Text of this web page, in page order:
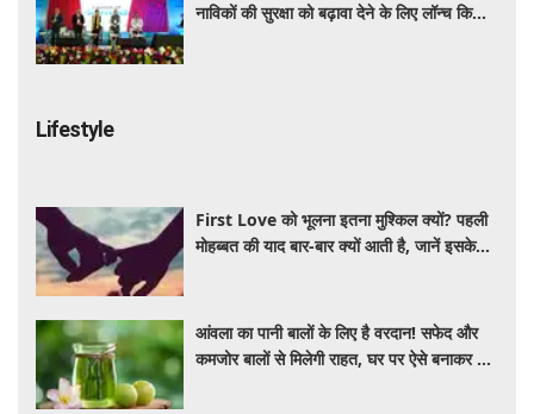
नाविकों की सुरक्षा को बढ़ावा देने के लिए लॉन्च किया
Lifestyle
First Love को भूलना इतना मुश्किल क्यों? पहली
मोहब्बत की याद बार-बार क्यों आती है, जानें इसके
आंवला का पानी बालों के लिए है वरदान! सफेद और
कमजोर बालों से मिलेगी राहत, घर पर ऐसे बनाकर करें